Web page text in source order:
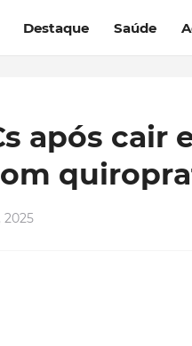
Destaque Saúde
após cair
2025